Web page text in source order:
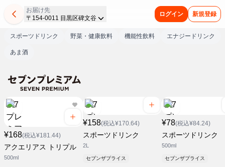
お届け先
〒154-0011 目黒区碑文谷
ログイン 新規登録
スポーツドリンク 野菜・健康飲料 機能性飲料 エナジードリンク
あま酒
¥168(税込¥181.44)
アクエリアス トリプル
500ml
¥158(税込¥170.64)
スポーツドリンク
2L
セブンザプライス
¥78(税込¥84.24)
スポーツドリンク
500ml
セブンザプライス